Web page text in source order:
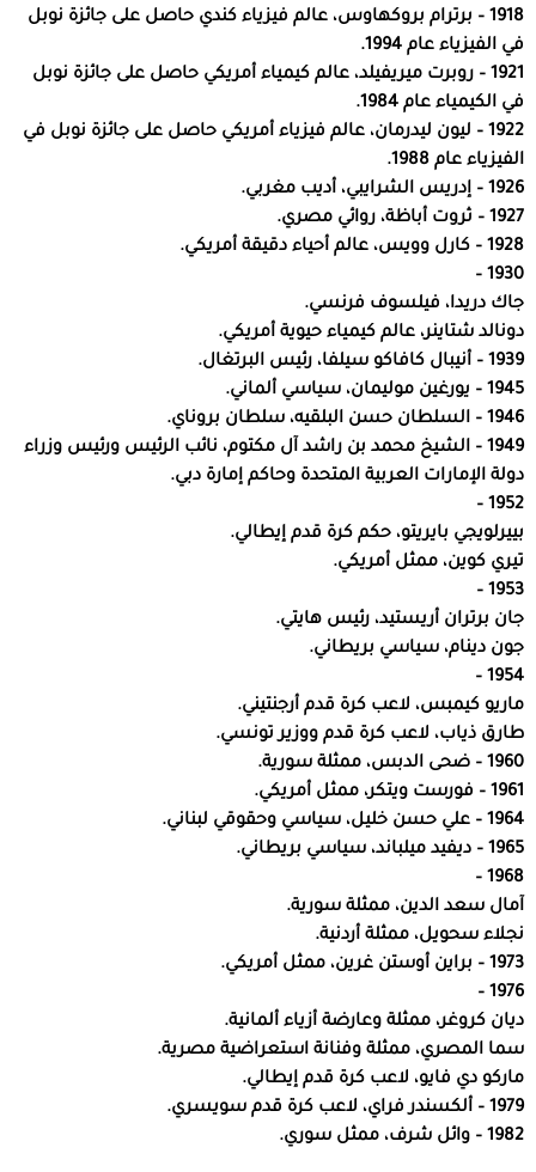
1918 – برترام بروكهاوس، عالم فيزياء كندي حاصل على جائزة نوبل
في الفيزياء عام 1994.
1921 – روبرت ميريفيلد، عالم كيمياء أمريكي حاصل على جائزة نوبل
في الكيمياء عام 1984.
1922 – ليون ليدرمان، عالم فيزياء أمريكي حاصل على جائزة نوبل في
الفيزياء عام 1988.
1926 – إدريس الشرايبي، أديب مغربي.
1927 – ثروت أباظة، روائي مصري.
1928 – كارل وويس، عالم أحياء دقيقة أمريكي.
1930 –
جاك دريدا، فيلسوف فرنسي.
دونالد شتاينر، عالم كيمياء حيوية أمريكي.
1939 – أنيبال كافاكو سيلفا، رئيس البرتغال.
1945 – يورغين موليمان، سياسي ألماني.
1946 – السلطان حسن البلقيه، سلطان بروناي.
1949 – الشيخ محمد بن راشد آل مكتوم، نائب الرئيس ورئيس وزراء
دولة الإمارات العربية المتحدة وحاكم إمارة دبي.
1952 –
بييرلويجي بايريتو، حكم كرة قدم إيطالي.
تيري كوين، ممثل أمريكي.
1953 –
جان برتران أريستيد، رئيس هايتي.
جون دينام، سياسي بريطاني.
1954 –
ماريو كيمبس، لاعب كرة قدم أرجنتيني.
طارق ذياب، لاعب كرة قدم ووزير تونسي.
1960 – ضحى الدبس، ممثلة سورية.
1961 – فورست ويتكر، ممثل أمريكي.
1964 – علي حسن خليل، سياسي وحقوقي لبناني.
1965 – ديفيد ميلباند، سياسي بريطاني.
1968 –
آمال سعد الدين، ممثلة سورية.
نجلاء سحويل، ممثلة أردنية.
1973 – براين أوستن غرين، ممثل أمريكي.
1976 –
ديان كروغر، ممثلة وعارضة أزياء ألمانية.
سما المصري، ممثلة وفنانة استعراضية مصرية.
ماركو دي فايو، لاعب كرة قدم إيطالي.
1979 – ألكسندر فراي، لاعب كرة قدم سويسري.
1982 – وائل شرف، ممثل سوري.